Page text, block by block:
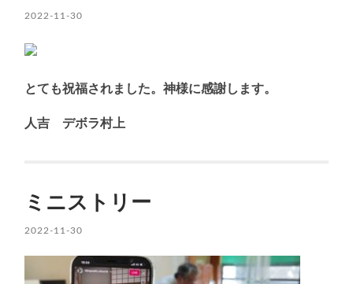
2022-11-30
とても祝福されました。神様に感謝します。
人吉 デボラ村上
ミニストリー
2022-11-30